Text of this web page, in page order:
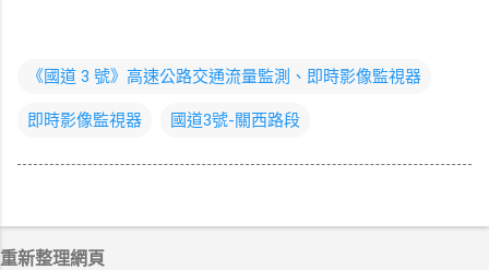
《國道 3 號》高速公路交通流量監測、即時影像監視器
即時影像監視器 國道3號-關西路段
重新整理網頁